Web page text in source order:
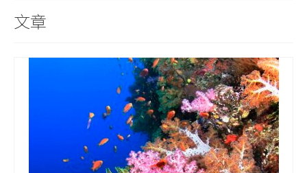
首页
话题焦点
文章